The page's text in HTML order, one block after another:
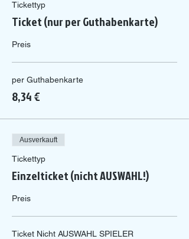
Tickettyp
Ticket (nur per Guthabenkarte)
Preis
per Guthabenkarte
8,34 €
Ausverkauft
Tickettyp
Einzelticket (nicht AUSWAHL!)
Preis
Ticket Nicht AUSWAHL SPIELER